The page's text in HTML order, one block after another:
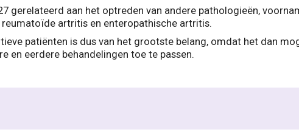
gerelateerd aan het optreden van andere pathologieën,
artritis en enteropathische artritis.
patiënten is dus van het grootste belang, omdat het dan
eerdere behandelingen toe te passen.